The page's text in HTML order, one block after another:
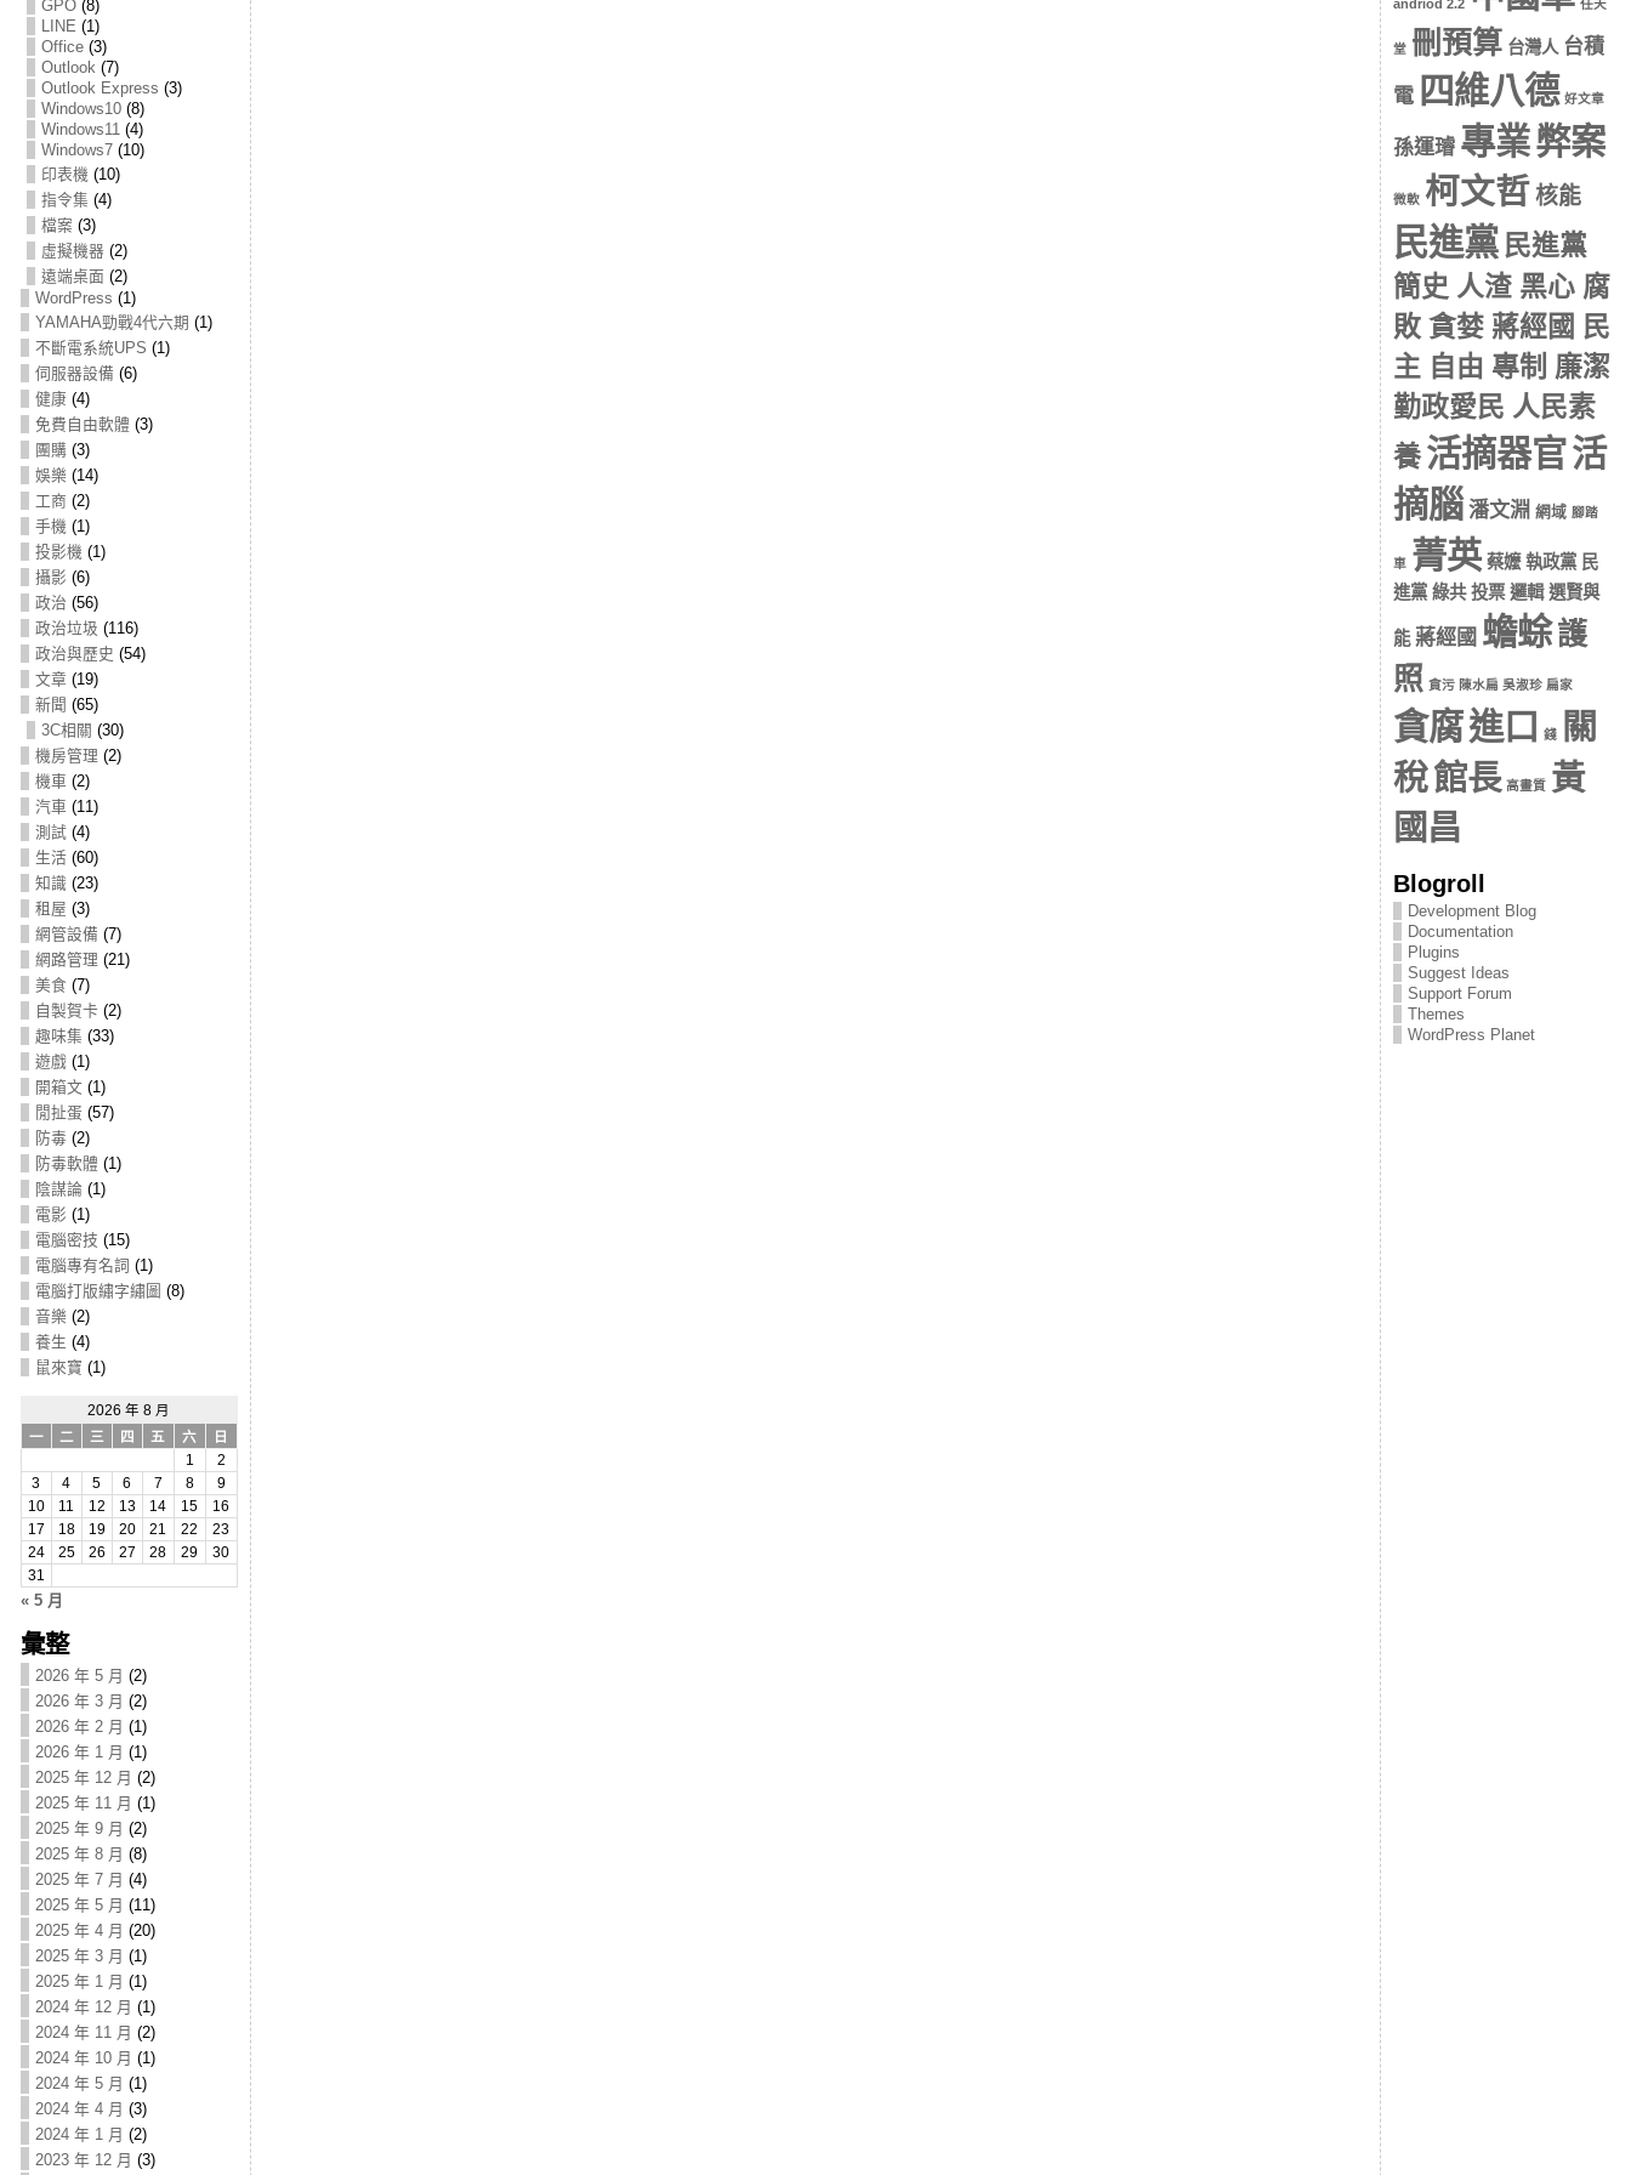
GPO(8)
LINE (1)
Office(3)
Outlook(7)
Outlook Express (3)
Windows10(8)
Windows11(4)
Windows7(10)
印表機 (10)
指令集 (4)
檔案 (3)
虛擬機器 (2)
遠端桌面 (2)
WordPress (1)
YAMAHA勁戰4代六期 (1)
不斷電系統UPS (1)
伺服器設備 (6)
健康(4)
免費自由軟體 (3)
團購(3)
娛樂 (14)
工商 (2)
手機 (1)
投影機 (1)
攝影 (6)
政治 (56)
政治垃圾 (116)
政治與歷史 (54)
文章 (19)
新聞 (65)
3C相關 (30)
機房管理 (2)
機車(2)
汽車(11)
測試(4)
生活(60)
知識 (23)
租屋 (3)
網管設備 (7)
網路管理 (21)
美食 (7)
自製賀卡 (2)
趣味集 (33)
遊戲(1)
開箱文(1)
閒扯蛋 (57)
防毒(2)
防毒軟體 (1)
陰謀論(1)
電影 (1)
電腦密技 (15)
電腦專有名詞 (1)
電腦打版繡字繡圖 (8)
音樂 (2)
養生 (4)
鼠來寶 (1)
2026 年 8 月
一
二 三 四 五 六
日
1
2
3
4 5 6 7 8
9
10
11 12 13 14 15
16
17
18 19 20 21 22
23
24
25 26 27 28 29
30
31
« 5 月
彙整
2026 年 5 月 (2)
2026 年 3 月 (2)
2026 年 2 月 (1)
2026 年 1 月 (1)
2025 年 12 月 (2)
2025 年 11 月 (1)
2025 年 9 月 (2)
2025 年 8 月 (8)
2025 年 7 月 (4)
2025 年 5 月 (11)
2025 年 4 月 (20)
2025 年 3 月 (1)
2025 年 1 月 (1)
2024 年 12 月 (1)
2024 年 11 月 (2)
2024 年 10 月 (1)
2024 年 5 月 (1)
2024 年 4 月 (3)
2024 年 1 月 (2)
2023 年 12 月 (3)
andriod 2.2 任天
堂 刪預算 台灣人 台積
電 四維八德 好文章
孫運璿 專業弊案
微軟 柯文哲 核能
民進黨 民進黨
簡史 人渣 黑心 腐
敗 貪婪 蔣經國 民
主 自由 專制 廉潔
勤政愛民 人民素
養 活摘器官活
摘腦 潘文淵 網域 腳踏
車 菁英 蔡嬤 執政黨 民
進黨 綠共 投票 邏輯 選賢與
能 蔣經國 蟾蜍護
照 貪污 陳水扁 吳淑珍 扁家
貪腐進口 錢
關
稅館長 高畫質 黃
國昌
Blogroll
Development Blog
Documentation
Plugins
Suggest Ideas
Support Forum
Themes
WordPress Planet